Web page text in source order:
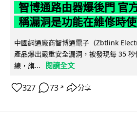
智博通路由器爆後門 官
稱漏洞是功能在維修時
中國網通廠商智博通電子（Zbtlink
產品爆出嚴重安全漏洞，被發現每 35
線，旗...
閱讀全文
327 73 ↗ 分享